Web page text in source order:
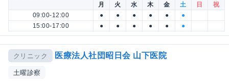
月 火 水 木 金 土 日
祝
09:00-12:00
● ● ● ● ●
●
15:00-17:00
● ● ● ● ● ●
クリニック 医療法人社団昭日会 山下医院
土曜診察